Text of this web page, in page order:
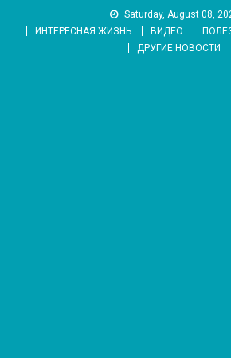
Saturday, August 08,
ИНТЕРЕСНАЯ ЖИЗНЬ
ВИДЕО
ДРУГИЕ НОВОСТИ